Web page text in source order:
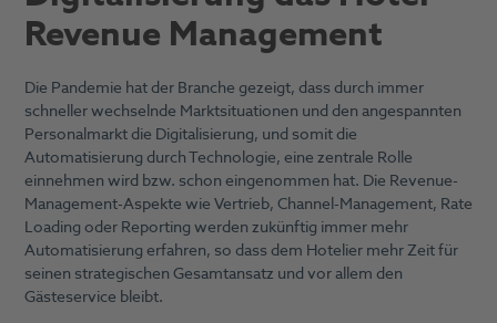
Revenue Management
Die Pandemie hat der Branche gezeigt, dass durch immer
schneller wechselnde Marktsituationen und den angespannten
Personalmarkt die Digitalisierung, und somit die
Automatisierung durch Technologie, eine zentrale Rolle
einnehmen wird bzw. schon eingenommen hat. Die Revenue-
Management-Aspekte wie Vertrieb, Channel-Management, Rate
Loading oder Reporting werden zukünftig immer mehr
Automatisierung erfahren, so dass dem Hotelier mehr Zeit für
seinen strategischen Gesamtansatz und vor allem den
Gästeservice bleibt.